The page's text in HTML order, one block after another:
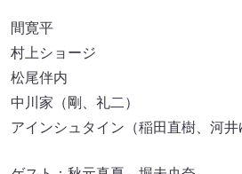
間寛平
村上ショージ
松尾伴内
中川家（剛、礼二）
アインシュタイン（稲田直樹、河井